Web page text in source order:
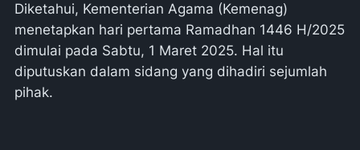
Diketahui, Kementerian Agama (Kemenag)
menetapkan hari pertama Ramadhan 1446 H/2025
dimulai pada Sabtu, 1 Maret 2025. Hal itu
diputuskan dalam sidang yang dihadiri sejumlah
pihak.